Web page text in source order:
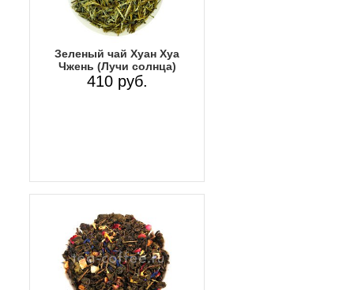
Зеленый чай Хуан Хуа
Чжень (Лучи солнца)
410 руб.